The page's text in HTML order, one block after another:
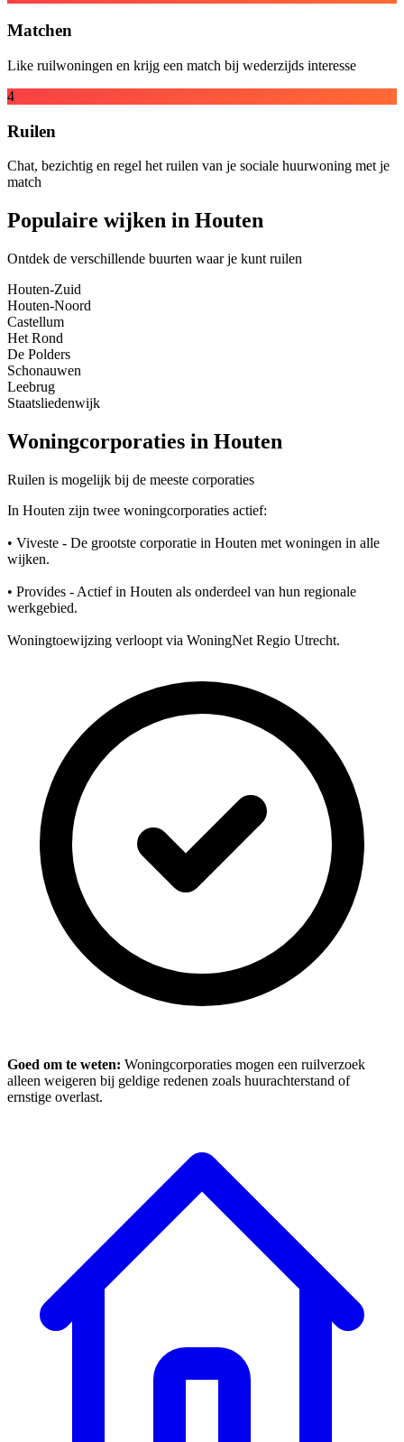
Matchen
Like ruilwoningen en krijg een match bij wederzijds interesse
4
Ruilen
Chat, bezichtig en regel het ruilen van je sociale huurwoning met je
match
Populaire wijken in Houten
Ontdek de verschillende buurten waar je kunt ruilen
Houten-Zuid
Houten-Noord
Castellum
Het Rond
De Polders
Schonauwen
Leebrug
Staatsliedenwijk
Woningcorporaties in Houten
Ruilen is mogelijk bij de meeste corporaties
In Houten zijn twee woningcorporaties actief:
• Viveste - De grootste corporatie in Houten met woningen in alle
wijken.
• Provides - Actief in Houten als onderdeel van hun regionale
werkgebied.
Woningtoewijzing verloopt via WoningNet Regio Utrecht.
Goed om te weten: Woningcorporaties mogen een ruilverzoek
alleen weigeren bij geldige redenen zoals huurachterstand of
ernstige overlast.